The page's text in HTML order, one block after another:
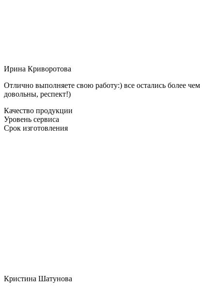
Ирина Криворотова
Отлично выполняете свою работу:) все остались более чем
довольны, респект!)
Качество продукции
Уровень сервиса
Срок изготовления
Кристина Шатунова